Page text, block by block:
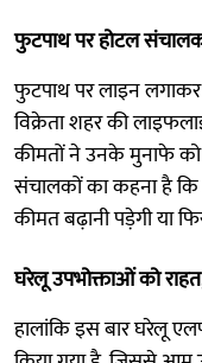
फुटपाथ पर होटल
फुटपाथ पर लाइन
विक्रेता शहर की
कीमतों ने उनके मुनाफे
संचालकों का कहना है कि
कीमत बढ़ानी पड़ेगी या
घरेलू उपभोक्ताओं को
हालांकि इस बार घरेलू